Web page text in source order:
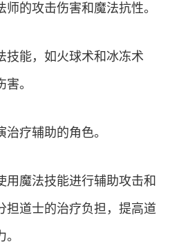
的攻击伤害和魔法抗性。
技能，如火球术和冰冻术
。
疗辅助的角色。
用魔法技能进行辅助攻击和
担道士的治疗负担，提高道